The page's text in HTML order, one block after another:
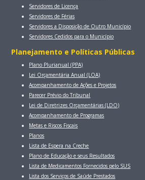
Servidores de Licença
Servidores de Férias
Servidores a Disposição de Outro Município
Servidores Cedidos para o Município
Planejamento e Políticas Públicas
Plano Plurianual (PPA)
Lei Orçamentária Anual (LOA)
Acompanhamento de Ações e Projetos
Parecer Prévio do Tribunal
Lei de Diretrizes Orçamentárias (LDO)
Acompanhamento de Programas
Metas e Riscos Fiscais
Planos
Lista de Espera na Creche
Plano de Educação e seus Resultados
Lista de Medicamentos Fornecidos pelo SUS
Lista dos Serviços de Saúde Prestados